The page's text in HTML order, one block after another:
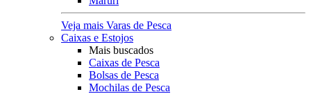
Veja mais Varas de Pesca
Caixas e Estojos
Mais buscados
Caixas de Pesca
Bolsas de Pesca
Mochilas de Pesca